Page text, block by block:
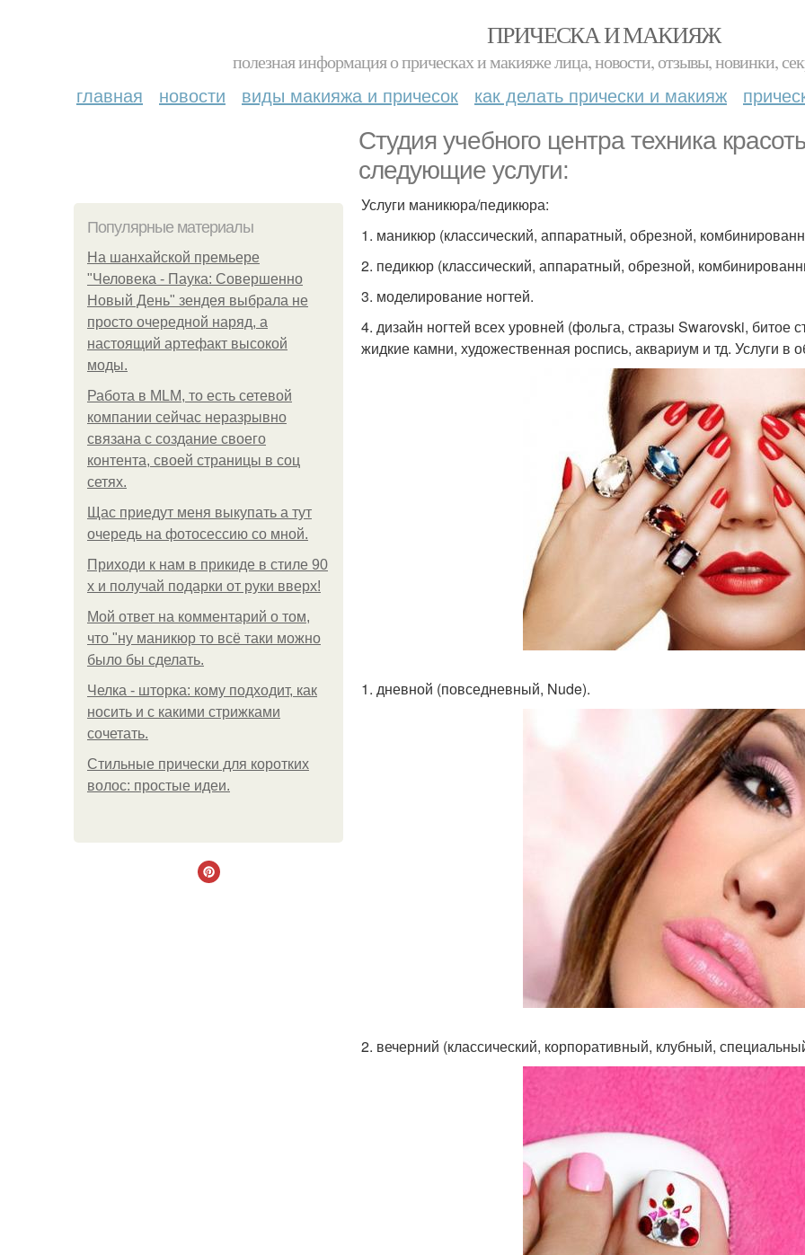
ПРИЧЕСКА И МАКИЯЖ
полезная информация о прическах и макияже лица, новости, отзывы, новинки,
главная новости виды макияжа и причесок как делать прически и макияж
Студия учебного центра техника
следующие услуги:
Популярные материалы
На шанхайской премьере
"Человека - Паука: Совершенно
Новый День" зендея выбрала не
просто очередной наряд, а
настоящий артефакт высокой
моды.
Работа в MLM, то есть сетевой
компании сейчас неразрывно
связана с создание своего
контента, своей страницы в соц
сетях.
Щас приедут меня выкупать а тут
очередь на фотосессию со мной.
Приходи к нам в прикиде в стиле 90
х и получай подарки от руки вверх!
Мой ответ на комментарий о том,
что "ну маникюр то всё таки можно
было бы сделать.
Челка - шторка: кому подходит, как
носить и с какими стрижками
сочетать.
Стильные прически для коротких
волос: простые идеи.
Услуги маникюра/педикюра:
1. маникюр (классический, аппаратный, обрезной,
2. педикюр (классический, аппаратный, обрезной,
3. моделирование ногтей.
4. дизайн ногтей всех уровней (фольга, стразы Swarovski, битое
жидкие камни, художественная роспись, аквариум и тд. Услуги в
1. дневной (повседневный, Nude).
2. вечерний (классический, корпоративный, клубный,